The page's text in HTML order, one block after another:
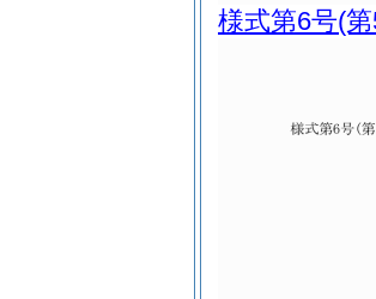
様式第6号(